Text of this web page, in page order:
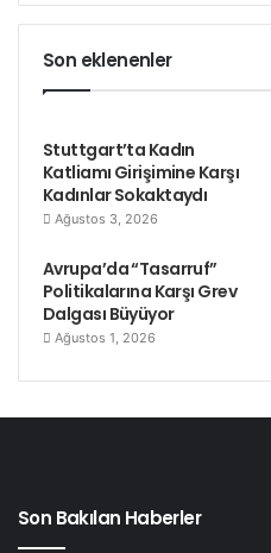
Son eklenenler
Stuttgart’ta Kadın
Katliamı Girişimine Karşı
Kadınlar Sokaktaydı
Ağustos 3, 2026
Avrupa’da “Tasarruf”
Politikalarına Karşı Grev
Dalgası Büyüyor
Ağustos 1, 2026
Son Bakılan Haberler